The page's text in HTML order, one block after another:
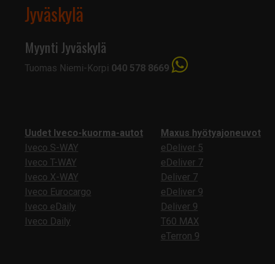
Jyväskylä
Myynti Jyväskylä
Tuomas Niemi-Korpi 040 578 8669
Uudet Iveco-kuorma-autot
Iveco S-WAY
Iveco T-WAY
Iveco X-WAY
Iveco Eurocargo
Iveco eDaily
Iveco Daily
Maxus hyötyajoneuvot
eDeliver 5
eDeliver 7
Deliver 7
eDeliver 9
Deliver 9
T60 MAX
eTerron 9